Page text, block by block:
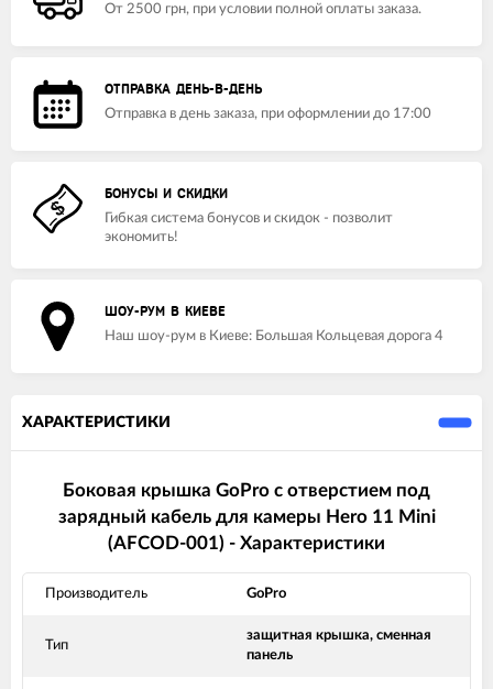
От 2500 грн, при условии полной оплаты заказа.
ОТПРАВКА ДЕНЬ-В-ДЕНЬ
Отправка в день заказа, при оформлении до 17:00
БОНУСЫ И СКИДКИ
Гибкая система бонусов и скидок - позволит
экономить!
ШОУ-РУМ В КИЕВЕ
Наш шоу-рум в Киеве: Большая Кольцевая дорога 4
ХАРАКТЕРИСТИКИ
Боковая крышка GoPro c отверстием под
зарядный кабель для камеры Hero 11 Mini
(AFCOD-001) - Характеристики
Производитель GoPro
Тип
защитная крышка, сменная
панель